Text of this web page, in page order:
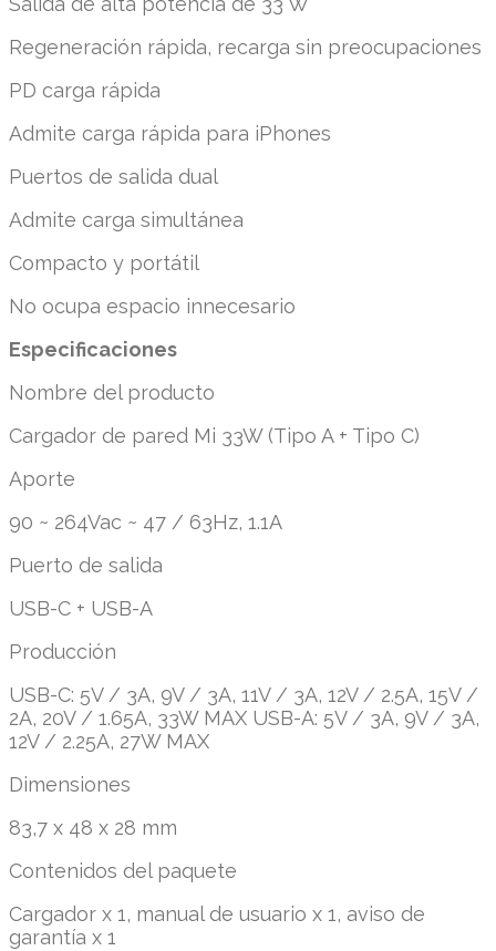
Regeneración rápida, recarga sin preocupaciones
PD carga rápida
Admite carga rápida para iPhones
Puertos de salida dual
Admite carga simultánea
Compacto y portátil
No ocupa espacio innecesario
Especificaciones
Nombre del producto
Cargador de pared Mi 33W (Tipo A + Tipo C)
Aporte
90 ~ 264Vac ~ 47 / 63Hz, 1.1A
Puerto de salida
USB-C + USB-A
Producción
USB-C: 5V / 3A, 9V / 3A, 11V / 3A, 12V / 2.5A, 15V /
2A, 20V / 1.65A, 33W MAX USB-A: 5V / 3A, 9V / 3A,
12V / 2.25A, 27W MAX
Dimensiones
83,7 x 48 x 28 mm
Contenidos del paquete
Cargador x 1, manual de usuario x 1, aviso de
garantía x 1